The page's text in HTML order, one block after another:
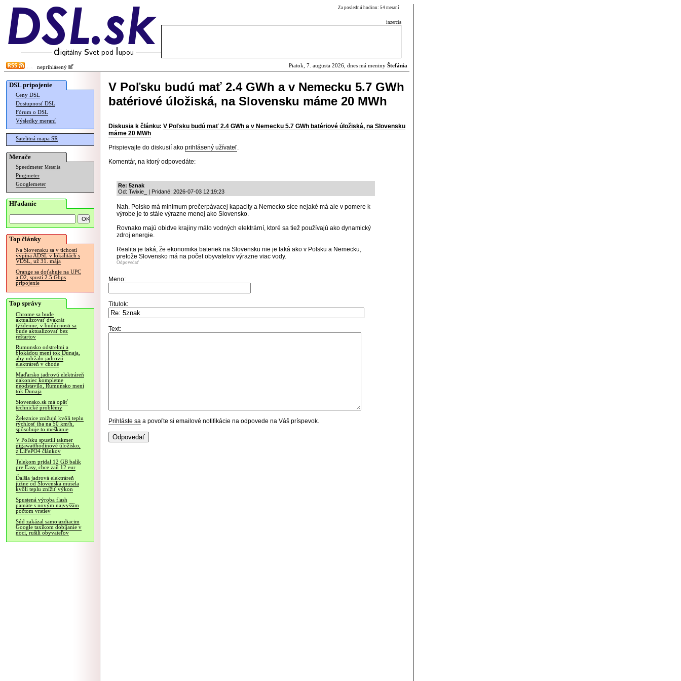
Za poslednú hodinu: 54 meraní
inzercia
neprihlásený Piatok, 7. augusta 2026, dnes má meniny Štefánia
DSL pripojenie
Ceny DSL
Dostupnosť DSL
Fórum o DSL
Výsledky meraní
Satelitná mapa SR
Merače
Speedmeter Merania
Pingmeter
Googlemeter
Hľadanie
Top články
Na Slovensku sa v tichosti
vypína ADSL v lokalitách s
VDSL, už 31. mája
Orange sa doťahuje na UPC
a O2, spustí 2.5 Gbps
pripojenie
Top správy
Chrome sa bude
aktualizovať dvakrát
týždenne, v budúcnosti sa
bude aktualizovať bez
reštartov
Rumunsko odstrelmi a
blokádou mení tok Dunaja,
aby udržalo jadrovú
elektráreň v chode
Maďarsko jadrovú elektráreň
nakoniec kompletne
neodstavilo, Rumunsko mení
tok Dunaja
Slovensko.sk má opäť
technické problémy
Železnice znižujú kvôli teplu
rýchlosť iba na 50 km/h,
spôsobuje to meškanie
V Poľsku spustili takmer
gigawatthodinové úložisko,
z LiFePO4 článkov
Telekom pridal 12 GB balík
pre Easy, chce zaň 12 eur
Ďalšia jadrová elektráreň
južne od Slovenska musela
kvôli teplu znížiť výkon
Spustená výroba flash
pamäte s novým najvyšším
počtom vrstiev
Súd zakázal samojazdiacim
Google taxíkom dobíjanie v
noci, rušili obyvateľov
V Poľsku budú mať 2.4 GWh a v Nemecku 5.7 GWh
batériové úložiská, na Slovensku máme 20 MWh
Diskusia k článku: V Poľsku budú mať 2.4 GWh a v Nemecku 5.7 GWh batériové úložiská, na Slovensku
máme 20 MWh
Prispievajte do diskusií ako prihlásený užívateľ.
Komentár, na ktorý odpovedáte:
Re: 5znak
Od: Twixie_ | Pridané: 2026-07-03 12:19:23
Nah. Polsko má minimum prečerpávacej kapacity a Nemecko síce nejaké má ale v pomere k
výrobe je to stále výrazne menej ako Slovensko.
Rovnako majú obidve krajiny málo vodných elektrární, ktoré sa tiež používajú ako dynamický
zdroj energie.
Realita je taká, že ekonomika bateriek na Slovensku nie je taká ako v Polsku a Nemecku,
pretože Slovensko má na počet obyvatelov výrazne viac vody.
Odpovedať
Meno:
Titulok:
Text:
Prihláste sa a povoľte si emailové notifikácie na odpovede na Váš príspevok.